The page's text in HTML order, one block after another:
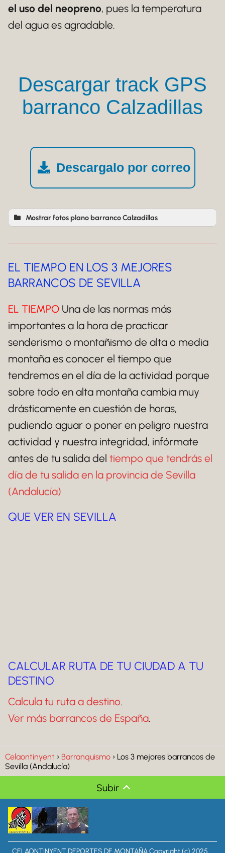
el uso del neopreno, pues la temperatura
del agua es agradable.
Descargar track GPS
barranco Calzadillas
Descargalo por correo
Mostrar fotos plano barranco Calzadillas
EL TIEMPO EN LOS 3 MEJORES
BARRANCOS DE SEVILLA
EL TIEMPO Una de las normas más
importantes a la hora de practicar
senderismo o montañismo de alta o media
montaña es conocer el tiempo que
tendremos en el día de la actividad porque
sobre todo en alta montaña cambia muy
drásticamente en cuestión de horas,
pudiendo aguar o poner en peligro nuestra
actividad y nuestra integridad, infórmate
antes de tu salida del tiempo que tendrás el
día de tu salida en la provincia de Sevilla
(Andalucía)
QUE VER EN SEVILLA
CALCULAR RUTA DE TU CIUDAD A TU
DESTINO
Calcula tu ruta a destino.
Ver más barrancos de España.
Celaontinyent Barranquismo
Los 3 mejores barrancos de
Sevilla (Andalucía)
Subir
CELAONTINYENT DEPORTES DE MONTAÑA Copyright (c) 2025